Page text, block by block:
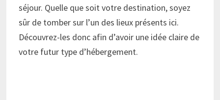
séjour. Quelle que soit votre destination, soyez
sûr de tomber sur l’un des lieux présents ici.
Découvrez-les donc afin d’avoir une idée claire de
votre futur type d’hébergement.